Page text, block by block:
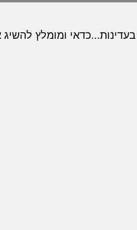
בעדינות...כדאי ומומלץ